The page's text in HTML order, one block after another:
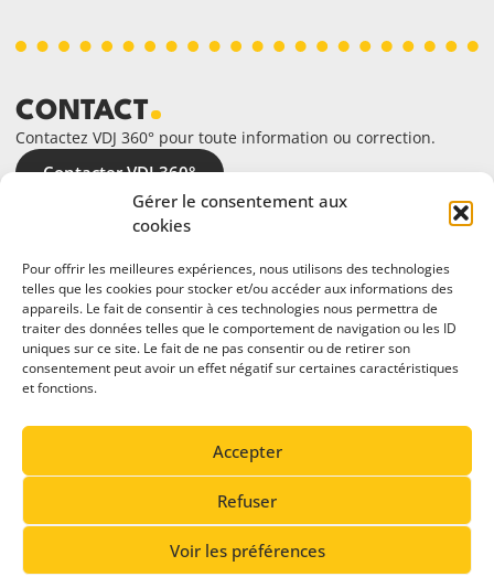
Gérer le consentement aux
cookies
Pour offrir les meilleures expériences, nous utilisons des technologies
telles que les cookies pour stocker et/ou accéder aux informations des
appareils. Le fait de consentir à ces technologies nous permettra de
traiter des données telles que le comportement de navigation ou les ID
uniques sur ce site. Le fait de ne pas consentir ou de retirer son
consentement peut avoir un effet négatif sur certaines caractéristiques
et fonctions.
Accepter
Refuser
Voir les préférences
CONTACT
Contactez VDJ 360° pour toute information ou correction.
Contacter VDJ 360°
En partenariat avec